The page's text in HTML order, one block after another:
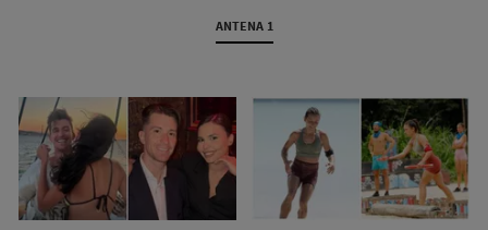
ANTENA 1